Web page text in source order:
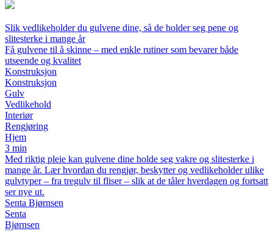
Slik vedlikeholder du gulvene dine, så de holder seg pene og
slitesterke i mange år
Få gulvene til å skinne – med enkle rutiner som bevarer både
utseende og kvalitet
Konstruksjon
Konstruksjon
Gulv
Vedlikehold
Interiør
Rengjøring
Hjem
3 min
Med riktig pleie kan gulvene dine holde seg vakre og slitesterke i
mange år. Lær hvordan du rengjør, beskytter og vedlikeholder ulike
gulvtyper – fra tregulv til fliser – slik at de tåler hverdagen og fortsatt
ser nye ut.
Senta Bjørnsen
Senta
Bjørnsen